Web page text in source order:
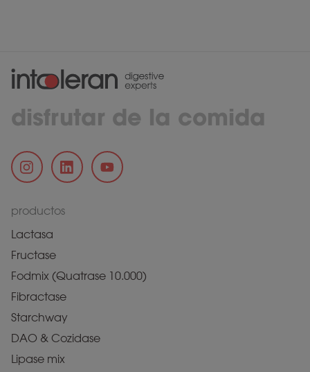
disfrutar de la comida
productos
Lactasa
Fructase
Fodmix (Quatrase 10.000)
Fibractase
Starchway
DAO & Cozidase
Lipase mix